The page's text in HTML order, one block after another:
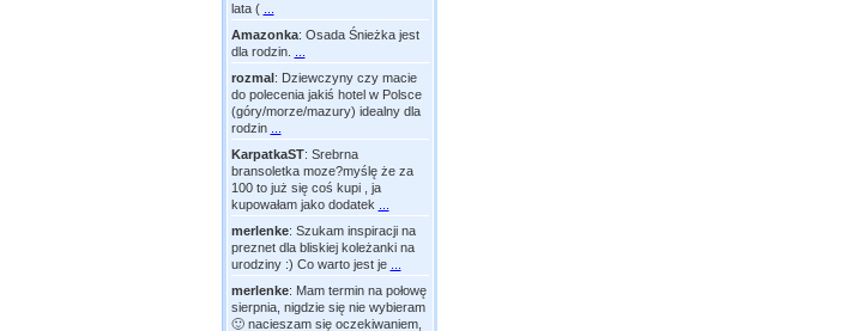
lata (
Amazonka: Osada Śnieżka jest
dla rodzin.
rozmal: Dziewczyny czy macie
do polecenia jakiś hotel w Polsce
(góry/morze/mazury) idealny dla
rodzin
KarpatkaST: Srebrna
bransoletka moze?myślę że za
100 to już się coś kupi , ja
kupowałam jako dodatek
merlenke: Szukam inspiracji na
preznet dla bliskiej koleżanki na
urodziny :) Co warto jest je
merlenke: Mam termin na połowę
sierpnia, nigdzie się nie wybieram
🙂 nacieszam się oczekiwaniem,